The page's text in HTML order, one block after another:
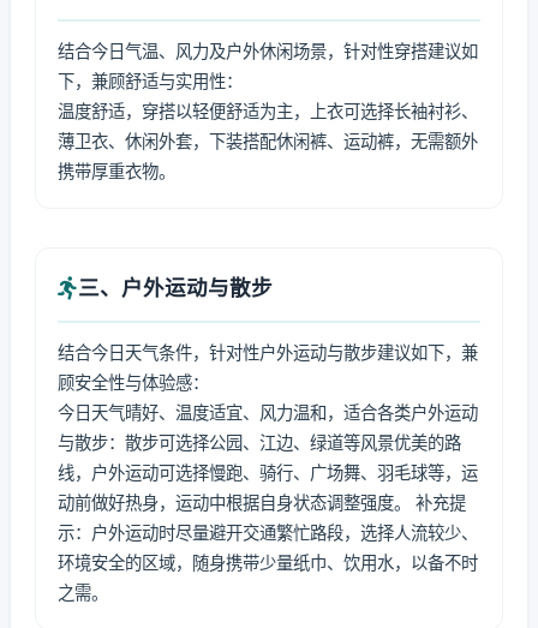
结合今日气温、风力及户外休闲场景，针对性穿搭建议如
下，兼顾舒适与实用性：
温度舒适，穿搭以轻便舒适为主，上衣可选择长袖衬衫、
薄卫衣、休闲外套，下装搭配休闲裤、运动裤，无需额外
携带厚重衣物。
三、户外运动与散步
结合今日天气条件，针对性户外运动与散步建议如下，兼
顾安全性与体验感：
今日天气晴好、温度适宜、风力温和，适合各类户外运动
与散步：散步可选择公园、江边、绿道等风景优美的路
线，户外运动可选择慢跑、骑行、广场舞、羽毛球等，运
动前做好热身，运动中根据自身状态调整强度。 补充提
示：户外运动时尽量避开交通繁忙路段，选择人流较少、
环境安全的区域，随身携带少量纸巾、饮用水，以备不时
之需。